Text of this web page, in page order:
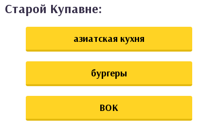
Старой Купавне:
азиатская кухня
бургеры
ВОК